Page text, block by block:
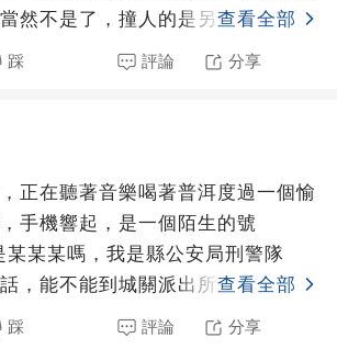
然不是了，撞人的是另外一個品牌
查看全部
踩 評論 分享
正在聽著音樂喝著普洱度過一個愉
手機響起，是一個陌生的號
某某某嗎，我是縣公安局刑警隊
，能不能到城關派出所來一
“三個字，我
查看全部
踩 評論 分享